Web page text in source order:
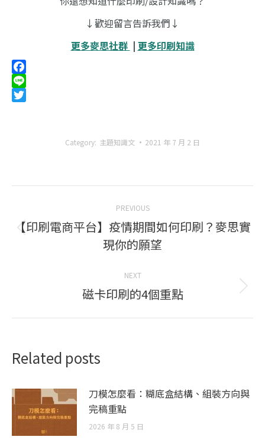
↓歡迎留言告訴我們↓
更多麥思社群 | 更多印刷知識
Facebook
Line
Category: 主題知識文 2021 年 7 月 2 日
navigation
PREVIOUS
Previous
post:
【印刷電商平台】疫情期間如何印刷？麥思實
現你的願望
NEXT
Next
磁卡印刷的4個重點
Related posts
刀模怎麼看：糊底盒結構、組裝方向與
完稿重點
2026 年 8 月 5 日